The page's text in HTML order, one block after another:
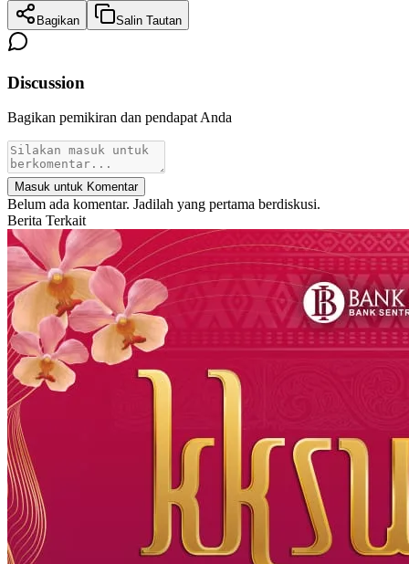
Bagikan Salin Tautan
Discussion
Bagikan pemikiran dan pendapat Anda
Masuk untuk Komentar
Belum ada komentar. Jadilah yang pertama berdiskusi.
Berita Terkait